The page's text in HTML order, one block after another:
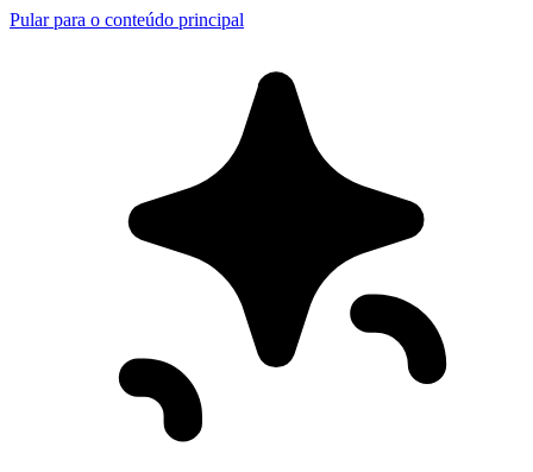
Pular para o conteúdo principal